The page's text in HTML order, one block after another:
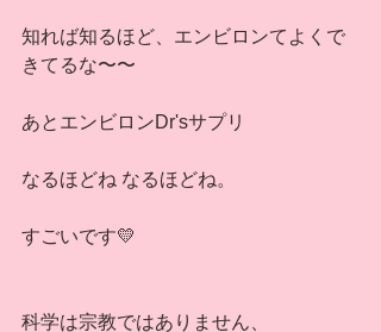
知れば知るほど、エンビロンてよくで
きてるな〜〜
あとエンビロンDr'sサプリ
なるほどね なるほどね。
すごいです💛
科学は宗教ではありません、